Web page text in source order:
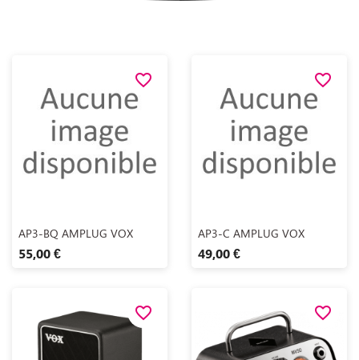
 Aperçu rapide
AP3-BQ AMPLUG VOX
55,00 €
favorite_border
Aperçu rapide
AP3-C AMPLUG VOX
49,00 €
favorite_border
favorite_border favorite_border